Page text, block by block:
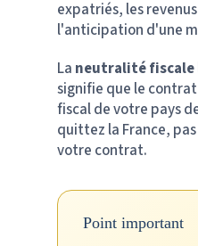
expatriés, les
l'anticipation d'une
La neutralité fiscale
signifie que le
fiscal de votre pays
quittez la France,
votre contrat.
Point important